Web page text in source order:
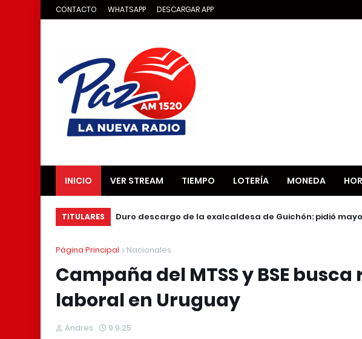
CONTACTO WHATSAPP DESCARGAR APP
INICIO VER STREAM TIEMPO LOTERÍA MONEDA
TITULARES Duro descargo de la exalcaldesa de Guichón: pidió
Página Principal Nacionales
Campaña del MTSS y BSE
laboral en Uruguay
Andres 9.9.25